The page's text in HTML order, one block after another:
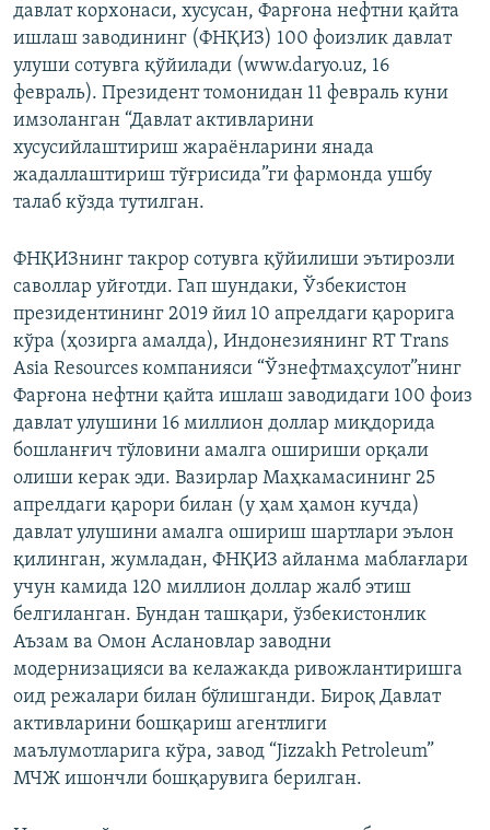
давлат корхонаси, хусусан, Фарғона нефтни қайта
ишлаш заводининг (ФНҚИЗ) 100 фоизлик давлат
улуши сотувга қўйилади (www.daryo.uz, 16
февраль). Президент томонидан 11 февраль куни
имзоланган “Давлат активларини
хусусийлаштириш жараёнларини янада
жадаллаштириш тўғрисида”ги фармонда ушбу
талаб кўзда тутилган.
ФНҚИЗнинг такрор сотувга қўйилиши эътирозли
саволлар уйғотди. Гап шундаки, Ўзбекистон
президентининг 2019 йил 10 апрелдаги қарорига
кўра (ҳозирга амалда), Индонезиянинг RТ Тrans
Asia Resources компанияси “Ўзнефтмаҳсулот”нинг
Фарғона нефтни қайта ишлаш заводидаги 100 фоиз
давлат улушини 16 миллион доллар миқдорида
бошланғич тўловини амалга ошириши орқали
олиши керак эди. Вазирлар Маҳкамасининг 25
апрелдаги қарори билан (у ҳам ҳамон кучда)
давлат улушини амалга ошириш шартлари эълон
қилинган, жумладан, ФНҚИЗ айланма маблағлари
учун камида 120 миллион доллар жалб этиш
белгиланган. Бундан ташқари, ўзбекистонлик
Аъзам ва Омон Аслановлар заводни
модернизацияси ва келажакда ривожлантиришга
оид режалари билан бўлишганди. Бироқ Давлат
активларини бошқариш агентлиги
маълумотларига кўра, завод “Jizzakh Petroleum”
МЧЖ ишончли бошқарувига берилган.